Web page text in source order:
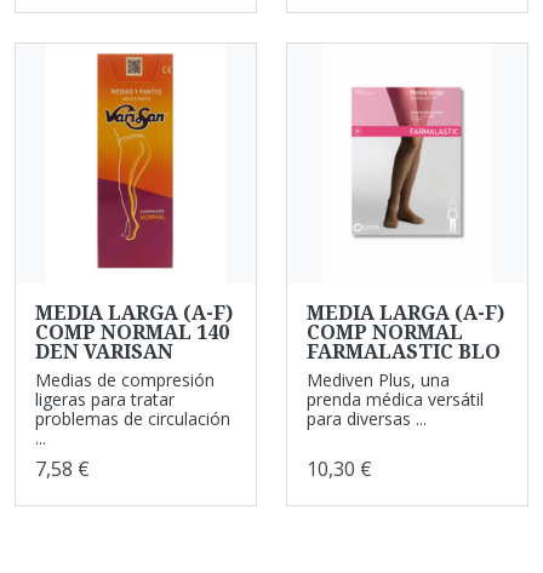
MEDIA LARGA (A-F)
COMP NORMAL 140
DEN VARISAN
Medias de compresión
ligeras para tratar
problemas de circulación
...
7,58 €
MEDIA LARGA (A-F)
COMP NORMAL
FARMALASTIC BLO
Mediven Plus, una
prenda médica versátil
para diversas ...
10,30 €